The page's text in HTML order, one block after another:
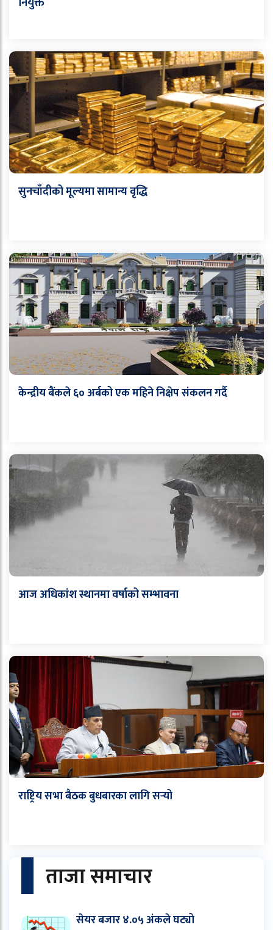
सुनचाँदीको मूल्यमा सामान्य वृद्धि
केन्द्रीय बैंकले ६० अर्बको एक महिने निक्षेप संकलन गर्दै
आज अधिकांश स्थानमा वर्षाको सम्भावना
राष्ट्रिय सभा बैठक बुधबारका लागि सर्‍यो
ताजा समाचार
सेयर बजार ४.०५ अंकले घट्यो